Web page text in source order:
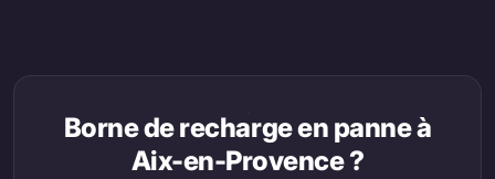
Borne de recharge en panne à
Aix-en-Provence ?